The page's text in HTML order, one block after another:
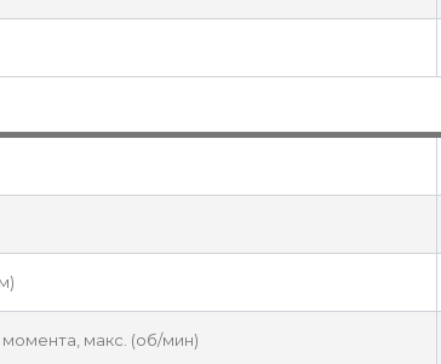
макс. (об/мин)